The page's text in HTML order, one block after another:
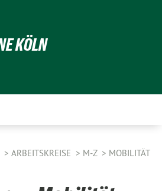
KÖLN
ARBEITSKREISE M-Z MOBILITÄT